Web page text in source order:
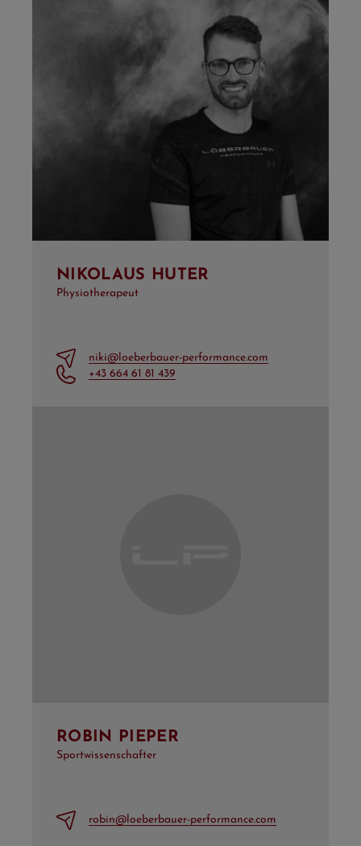
NIKOLAUS HUTER
Physiotherapeut
niki@loeberbauer-performance.com
+43 664 61 81 439
ROBIN PIEPER
Sportwissenschafter
robin@loeberbauer-performance.com